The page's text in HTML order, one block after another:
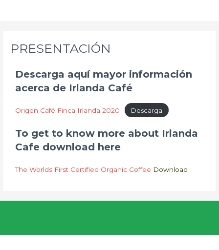
PRESENTACIÓN
Descarga aquí mayor información
acerca de Irlanda Café
Origen Café Finca Irlanda 2020 Descarga
To get to know more about Irlanda
Cafe download here
The Worlds First Certified Organic Coffee Download